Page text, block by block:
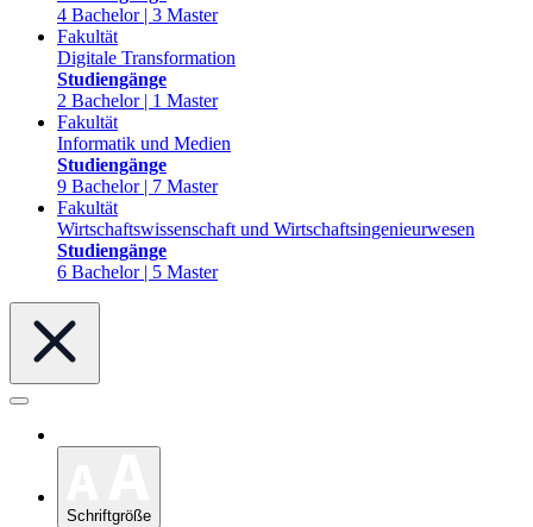
4 Bachelor | 3 Master
Fakultät
Digitale Transformation
Studiengänge
2 Bachelor | 1 Master
Fakultät
Informatik und Medien
Studiengänge
9 Bachelor | 7 Master
Fakultät
Wirtschaftswissenschaft und Wirtschaftsingenieurwesen
Studiengänge
6 Bachelor | 5 Master
Schriftgröße